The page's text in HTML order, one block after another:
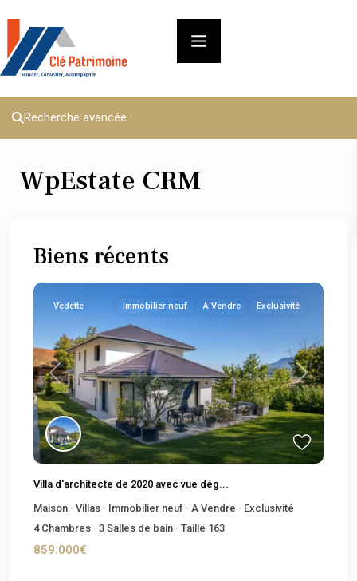
Recherche avancée :
WpEstate CRM
Biens récents
Previous Next
Vedette Immobilier neuf A Vendre Exclusivité
Villa d'architecte de 2020 avec vue dég...
Maison · Villas · Immobilier neuf · A Vendre · Exclusivité
4Chambres · 3 Salles de bain · Taille 163
859.000€